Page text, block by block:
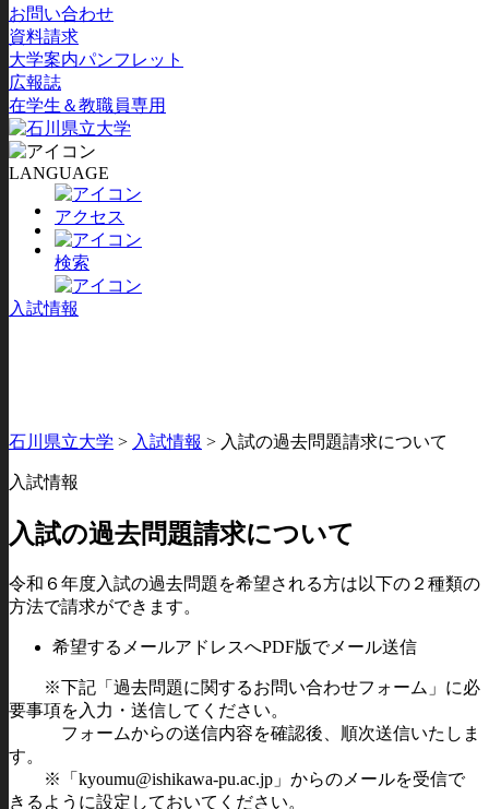
お問い合わせ
資料請求
大学案内パンフレット
広報誌
在学生＆教職員専用
LANGUAGE
アクセス
検索
入試情報
石川県立大学 > 入試情報 > 入試の過去問題請求について
入試情報
入試の過去問題請求について
令和６年度入試の過去問題を希望される方は以下の２種類の
方法で請求ができます。
希望するメールアドレスへPDF版でメール送信
※下記「過去問題に関するお問い合わせフォーム」に必
要事項を入力・送信してください。
フォームからの送信内容を確認後、順次送信いたしま
す。
※「kyoumu@ishikawa-pu.ac.jp」からのメールを受信で
きるように設定しておいてください。